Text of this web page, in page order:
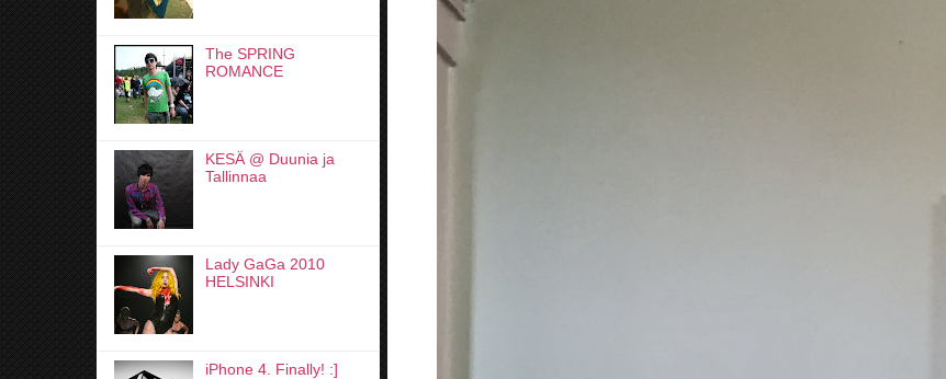
The SPRING
ROMANCE
KESÄ @ Duunia ja
Tallinnaa
Lady GaGa 2010
HELSINKI
iPhone 4. Finally! :]